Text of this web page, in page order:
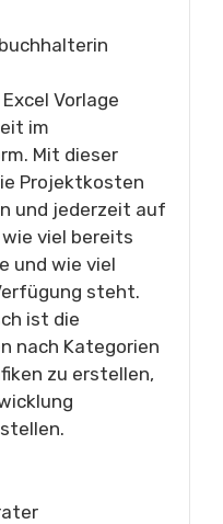
Vorlage
im
Mit dieser
Projektkosten
und jederzeit auf
viel bereits
und wie viel
steht.
ist die
nach Kategorien
zu erstellen,